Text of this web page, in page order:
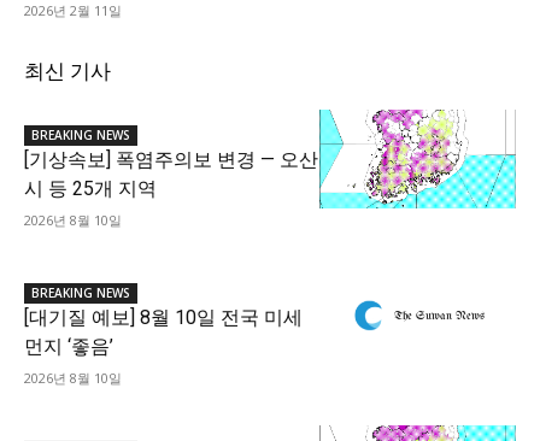
2026년 2월 11일
최신 기사
BREAKING NEWS
[기상속보] 폭염주의보 변경 — 오산
시 등 25개 지역
2026년 8월 10일
BREAKING NEWS
[대기질 예보] 8월 10일 전국 미세
먼지 ‘좋음’
2026년 8월 10일